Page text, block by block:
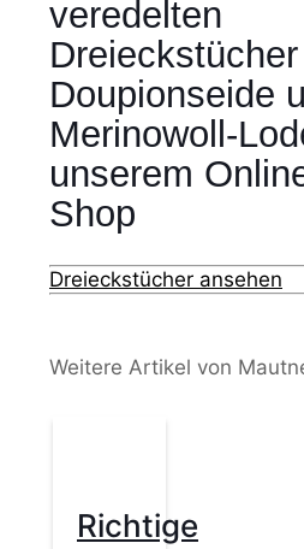
veredelten
Doupionseide
Merinowoll-
unserem
Shop
Dreieckstücher ansehen
Weitere Artikel von
Richtige